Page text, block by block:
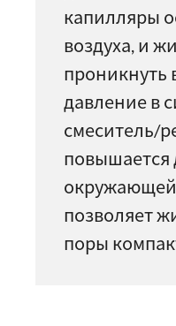
капилляры
воздуха, и
проникнуть
давление в
смеситель/
повышается
позволяет
поры